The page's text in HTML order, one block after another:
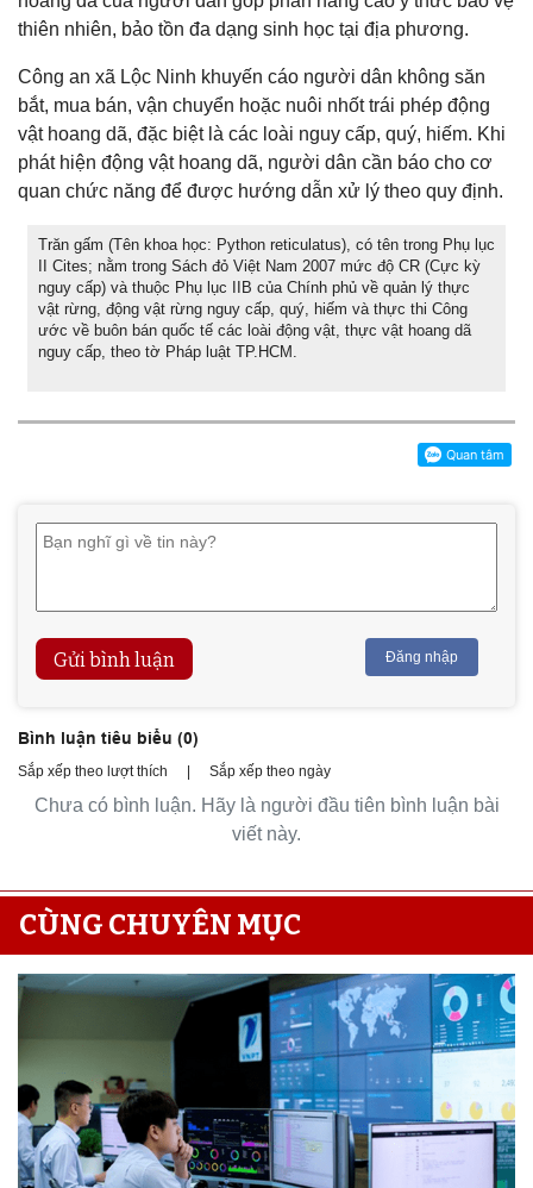
thiên nhiên, bảo tồn đa dạng sinh học tại địa phương.
Công an xã Lộc Ninh khuyến cáo người dân không săn
bắt, mua bán, vận chuyển hoặc nuôi nhốt trái phép động
vật hoang dã, đặc biệt là các loài nguy cấp, quý, hiếm. Khi
phát hiện động vật hoang dã, người dân cần báo cho cơ
quan chức năng để được hướng dẫn xử lý theo quy định.
Trăn gấm (Tên khoa học: Python reticulatus), có tên trong Phụ lục
II Cites; nằm trong Sách đỏ Việt Nam 2007 mức độ CR (Cực kỳ
nguy cấp) và thuộc Phụ lục IIB của Chính phủ về quản lý thực
vật rừng, động vật rừng nguy cấp, quý, hiếm và thực thi Công
ước về buôn bán quốc tế các loài động vật, thực vật hoang dã
nguy cấp, theo tờ Pháp luật TP.HCM.
Gửi bình luận Đăng nhập
Bình luận tiêu biểu (0)
Sắp xếp theo lượt thích | Sắp xếp theo ngày
Chưa có bình luận. Hãy là người đầu tiên bình luận bài
viết này.
CÙNG CHUYÊN MỤC